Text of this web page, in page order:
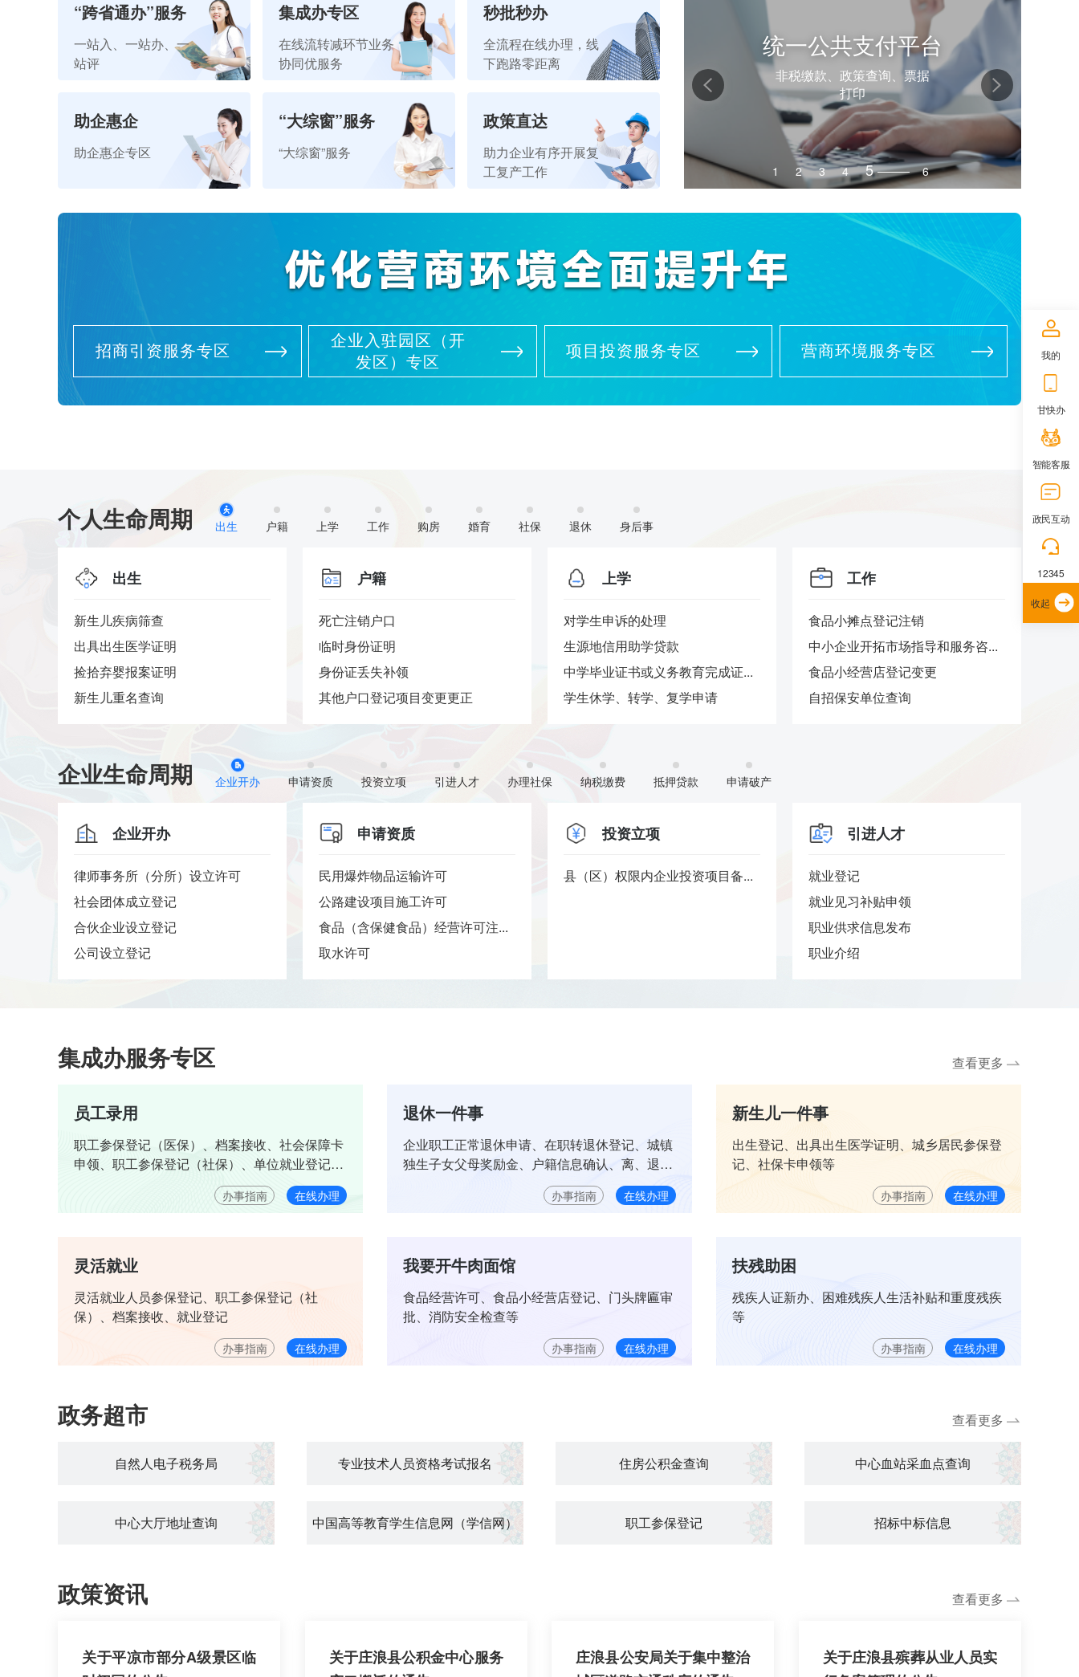
“跨省通办”服务
一站入、一站办、一
站评
集成办专区
在线流转减环节业务
协同优服务
秒批秒办
全流程在线办理，线
下跑路零距离
助企惠企
助企惠企专区
“大综窗”服务
“大综窗”服务
政策直达
助力企业有序开展复
工复产工作
普惠E站
普惠通达,指顾之间
集成办专区
您需要的都在这里
统一公共支付平台
非税缴款、政策查询、票据
打印
1 2 3 4 5 6
招商引资服务专区
企业入驻园区（开
发区）专区
项目投资服务专区 营商环境服务专区
个人生命周期 出生 户籍 上学 工作 购房 婚育 社保 退休 身后事
出生
新生儿疾病筛查
出具出生医学证明
捡拾弃婴报案证明
新生儿重名查询
户籍
死亡注销户口
临时身份证明
身份证丢失补领
其他户口登记项目变更更正
上学
对学生申诉的处理
生源地信用助学贷款
中学毕业证书或义务教育完成证...
学生休学、转学、复学申请
工作
食品小摊点登记注销
中小企业开拓市场指导和服务咨...
食品小经营店登记变更
自招保安单位查询
属
企业生命周期 企业开办 申请资质 投资立项 引进人才 办理社保 纳税缴费 抵押贷款 申请破产
企业开办
律师事务所（分所）设立许可
社会团体成立登记
合伙企业设立登记
公司设立登记
申请资质
民用爆炸物品运输许可
公路建设项目施工许可
食品（含保健食品）经营许可注...
取水许可
投资立项
县（区）权限内企业投资项目备...
引进人才
就业登记
就业见习补贴申领
职业供求信息发布
职业介绍
集成办服务专区 查看更多
员工录用
职工参保登记（医保）、档案接收、社会保障卡
申领、职工参保登记（社保）、单位就业登记、
办事指南 在线办理
退休一件事
企业职工正常退休申请、在职转退休登记、城镇
独生子女父母奖励金、户籍信息确认、离、退休
办事指南 在线办理
新生儿一件事
出生登记、出具出生医学证明、城乡居民参保登
记、社保卡申领等
办事指南 在线办理
灵活就业
灵活就业人员参保登记、职工参保登记（社
保）、档案接收、就业登记
办事指南 在线办理
我要开牛肉面馆
食品经营许可、食品小经营店登记、门头牌匾审
批、消防安全检查等
办事指南 在线办理
扶残助困
残疾人证新办、困难残疾人生活补贴和重度残疾
等
办事指南 在线办理
政务超市 查看更多
自然人电子税务局 专业技术人员资格考试报名 住房公积金查询 中心血站采血点查询
中心大厅地址查询 中国高等教育学生信息网（学信网） 职工参保登记 招标中标信息
政策资讯 查看更多
关于平凉市部分A级景区临
关于庄浪县公积金中心服务
庄浪县公安局关于集中整治
关于庄浪县殡葬从业人员实
我的
甘快办
智能客服
政民互动
12345
收起